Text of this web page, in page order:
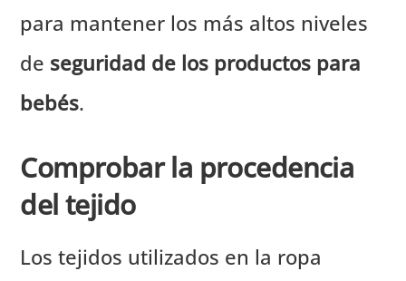
para mantener los más altos niveles
de seguridad de los productos para
bebés.
Comprobar la procedencia
del tejido
Los tejidos utilizados en la ropa